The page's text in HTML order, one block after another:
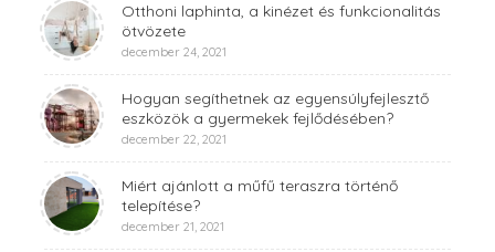
Otthoni laphinta, a kinézet és funkcionalitás
ötvözete
december 24, 2021
Hogyan segíthetnek az egyensúlyfejlesztő
eszközök a gyermekek fejlődésében?
december 22, 2021
Miért ajánlott a műfű teraszra történő
telepítése?
december 21, 2021